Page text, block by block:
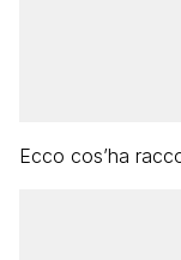
Ecco cos’ha